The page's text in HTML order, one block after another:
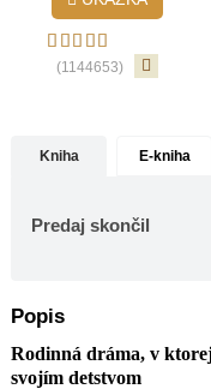
(1144653)
Kniha E-kniha
Predaj skončil
Popis
Rodinná dráma, v
svojím detstvom